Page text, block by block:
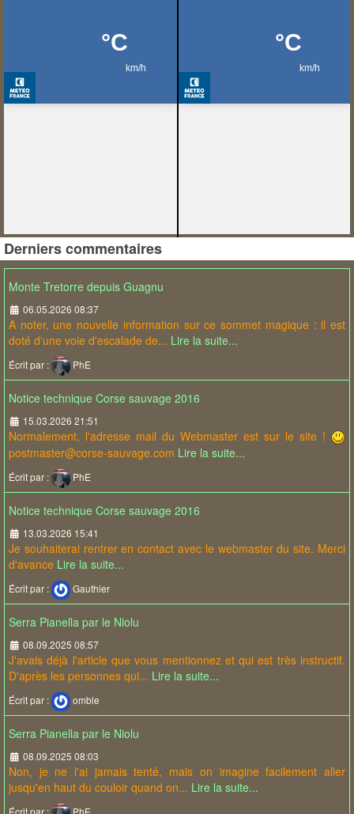
Derniers commentaires
Monte Tretorre depuis Guagnu
06.05.2026 08:37
A noter, une nouvelle information sur ce sommet magique : il est
doté d'une voie d'escalade de... Lire la suite...
Écrit par : PhE
Notice technique Corse sauvage 2016
15.03.2026 21:51
Normalement, l'adresse mail du Webmaster est sur le site !
postmaster@corse-sauvage.com Lire la suite...
Écrit par : PhE
Notice technique Corse sauvage 2016
13.03.2026 15:41
Je souhaiterai rentrer en contact avec le webmaster du site. Merci
d'avance Lire la suite...
Écrit par : Gauthier
Serra Pianella par le Niolu
08.09.2025 08:57
J'avais déjà l'article que vous mentionnez et qui est très instructif.
D'après les personnes qui... Lire la suite...
Écrit par : omble
Serra Pianella par le Niolu
08.09.2025 08:03
Non, je ne l'ai jamais tenté, mais on imagine facilement aller
jusqu'en haut du couloir quand on... Lire la suite...
Écrit par : PhE